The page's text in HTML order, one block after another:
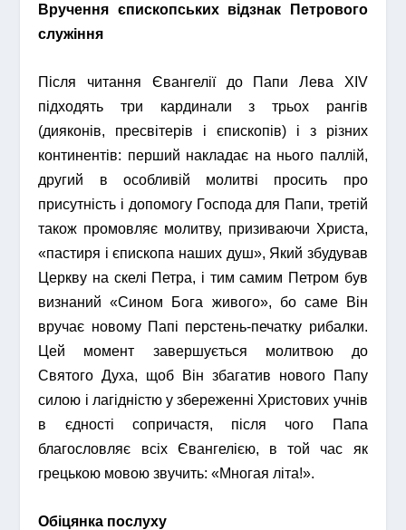
Вручення єпископських відзнак Петрового
служіння
Після читання Євангелії до Папи Лева XIV
підходять три кардинали з трьох рангів
(дияконів, пресвітерів і єпископів) і з різних
континентів: перший накладає на нього паллій,
другий в особливій молитві просить про
присутність і допомогу Господа для Папи, третій
також промовляє молитву, призиваючи Христа,
«пастиря і єпископа наших душ», Який збудував
Церкву на скелі Петра, і тим самим Петром був
визнаний «Сином Бога живого», бо саме Він
вручає новому Папі перстень-печатку рибалки.
Цей момент завершується молитвою до
Святого Духа, щоб Він збагатив нового Папу
силою і лагідністю у збереженні Христових учнів
в єдності сопричастя, після чого Папа
благословляє всіх Євангелією, в той час як
грецькою мовою звучить: «Многая літа!».
Обіцянка послуху